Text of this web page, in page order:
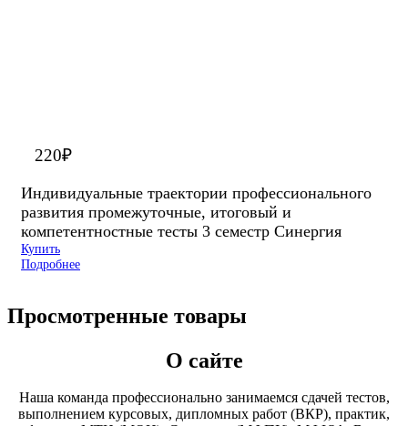
220₽
Индивидуальные траектории профессионального
развития промежуточные, итоговый и
компетентностные тесты 3 семестр Синергия
Купить
Подробнее
Просмотренные товары
О сайте
Наша команда профессионально занимаемся сдачей тестов,
выполнением курсовых, дипломных работ (ВКР), практик,